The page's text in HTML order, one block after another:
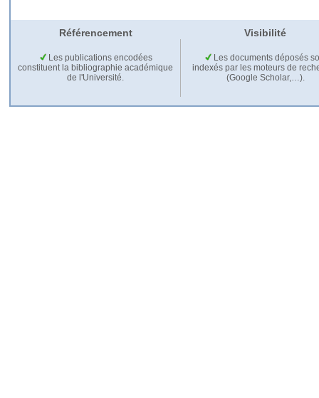
Référencement Visibilité
Les publications encodées
constituent la bibliographie académique
de l'Université.
Les documents déposés
indexés par les moteurs de
(Google Scholar,…).